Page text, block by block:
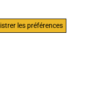
les préférences